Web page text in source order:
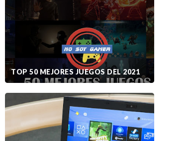
TOP 50 MEJORES JUEGOS DEL 2021